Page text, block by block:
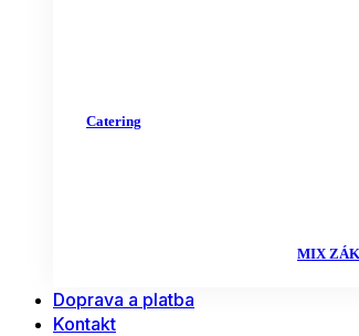
Catering
MIX
Doprava a platba
Kontakt